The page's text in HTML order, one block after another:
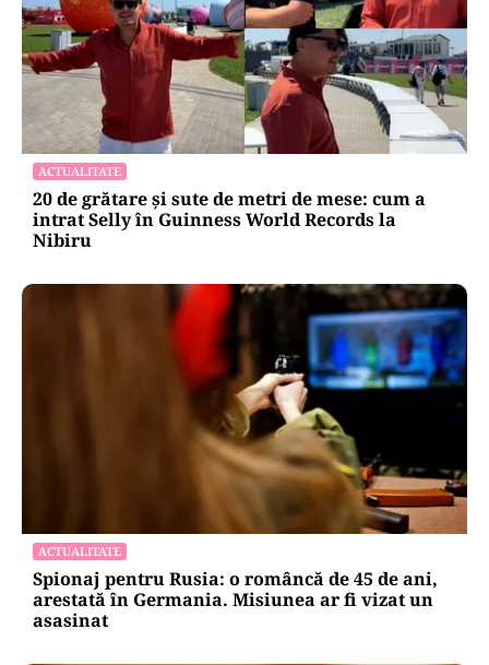
ACTUALITATE
20 de grătare și sute de metri de mese: cum a
intrat Selly în Guinness World Records la
Nibiru
ACTUALITATE
Spionaj pentru Rusia: o româncă de 45 de ani,
arestată în Germania. Misiunea ar fi vizat un
asasinat